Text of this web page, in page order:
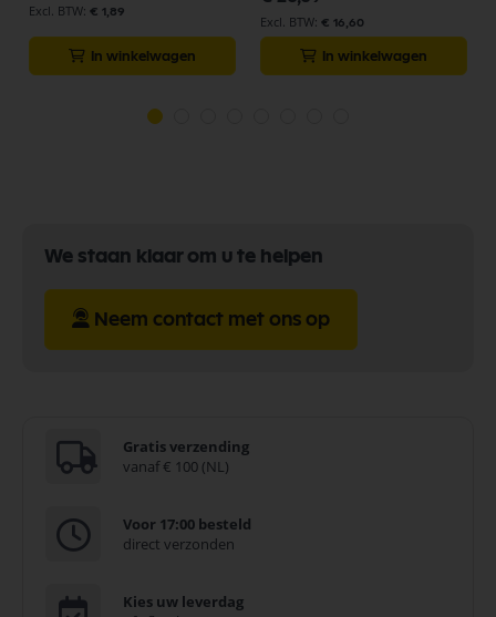
€ 1,89
In winkelwagen
€ 16,60
In winkelwagen
We staan klaar om u te helpen
Neem contact met ons op
Gratis verzending
vanaf € 100 (NL)
Voor 17:00 besteld
direct verzonden
Kies uw leverdag